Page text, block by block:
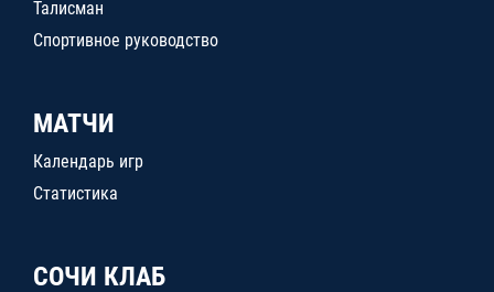
Талисман
Спортивное руководство
МАТЧИ
Календарь игр
Статистика
СОЧИ КЛАБ